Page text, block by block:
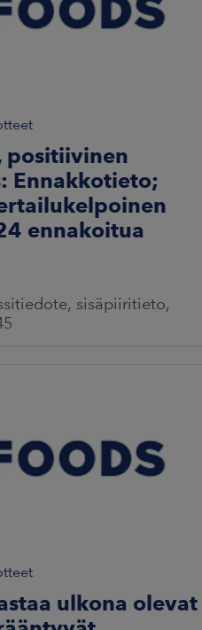
positiivinen
Ennakkotieto;
ennakoitua
sisäpiiritieto,
ulkona olevat